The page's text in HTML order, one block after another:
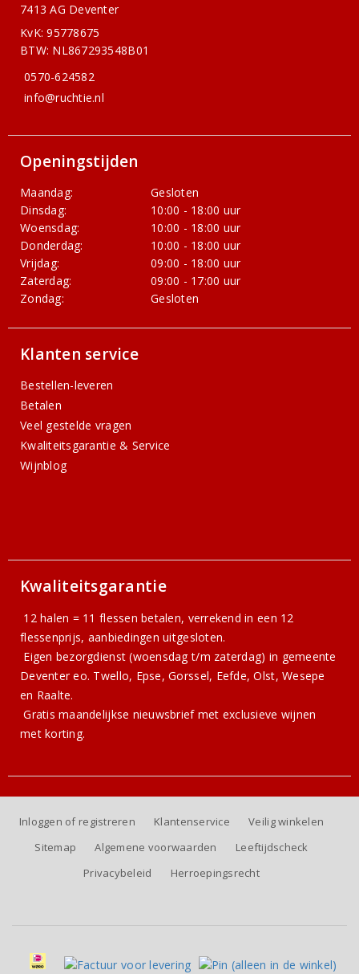
7413 AG Deventer
KvK: 95778675
BTW: NL867293548B01
0570-624582
info@ruchtie.nl
Openingstijden
Maandag:
Gesloten
Dinsdag:
10:00 - 18:00 uur
Woensdag:
10:00 - 18:00 uur
Donderdag:
10:00 - 18:00 uur
Vrijdag:
09:00 - 18:00 uur
Zaterdag:
09:00 - 17:00 uur
Zondag:
Gesloten
Klanten service
Bestellen-leveren
Betalen
Veel gestelde vragen
Kwaliteitsgarantie & Service
Wijnblog
Kwaliteitsgarantie
12 halen = 11 flessen betalen, verrekend in een 12
flessenprijs, aanbiedingen uitgesloten.
Eigen bezorgdienst (woensdag t/m zaterdag) in gemeente
Deventer eo. Twello, Epse, Gorssel, Eefde, Olst, Wesepe
en Raalte.
Gratismaandelijkse nieuwsbriefmet exclusieve wijnen
met korting.
Inloggen of registreren Klantenservice
Veilig winkelen
Sitemap
Algemene voorwaarden
Leeftijdscheck
Privacybeleid
Herroepingsrecht